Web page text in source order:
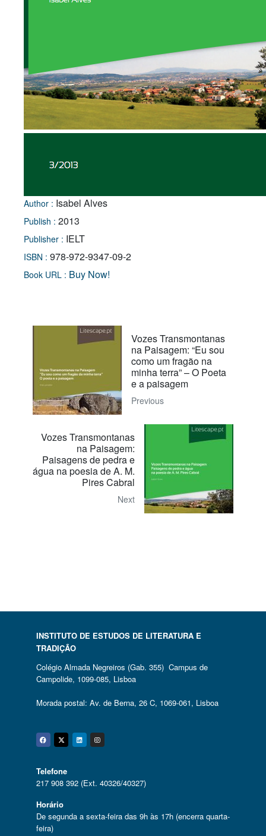
Author : Isabel Alves
Publish : 2013
Publisher : IELT
ISBN : 978-972-9347-09-2
Book URL : Buy Now!
Vozes Transmontanas
na Paisagem: “Eu sou
como um fragão na
minha terra” – O Poeta
e a paisagem
Previous
Vozes Transmontanas
na Paisagem:
Paisagens de pedra e
água na poesia de A. M.
Pires Cabral
Next
INSTITUTO DE ESTUDOS DE LITERATURA E
TRADIÇÃO
Colégio Almada Negreiros (Gab. 355) Campus de
Campolide, 1099-085, Lisboa
Morada postal: Av. de Berna, 26 C, 1069-061, Lisboa
Facebook
Twitter
Linkedin
Instagram
Telefone
217 908 392 (Ext. 40326/40327)
Horário
De segunda a sexta-feira das 9h às 17h (encerra quarta-
feira)